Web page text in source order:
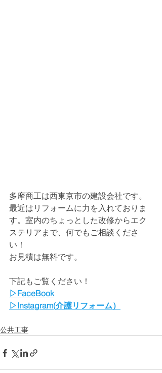
多摩商工は西東京市の建設会社です。
最近はリフォームに力を入れておりま
す。室内のちょっとした改修からエク
ステリアまで、何でもご相談くださ
い！
お見積は無料です。
下記もご覧ください！
▷FaceBook
▷Instagram(介護リフォーム）
公共工事